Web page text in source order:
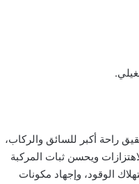
راحة أكبر للسائق والركاب،
ويحسن ثبات المركبة
الوقود، وإجهاد مكونات